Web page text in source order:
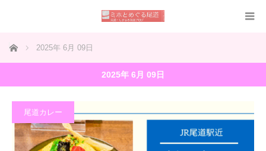
ホーム 2025年 6月 09日
2025年 6月 09日
尾道カレー